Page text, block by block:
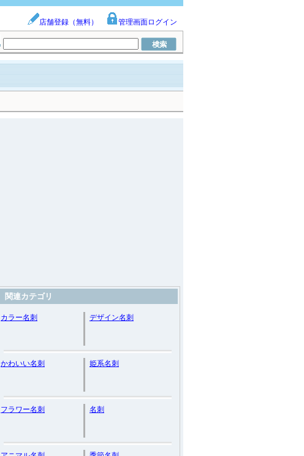
店舗登録（無料） 管理画面ログイン
関連カテゴリ
カラー名刺 デザイン名刺
かわいい名刺 姫系名刺
フラワー名刺 名刺